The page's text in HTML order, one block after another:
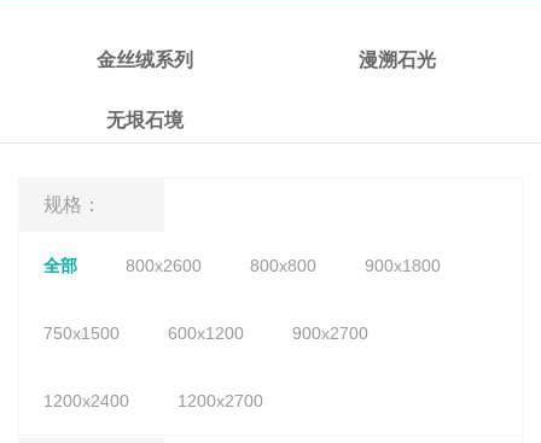
金丝绒系列 漫溯石光
无垠石境
规格：
全部 800x2600 800x800 900x1800
750x1500 600x1200 900x2700
1200x2400 1200x2700